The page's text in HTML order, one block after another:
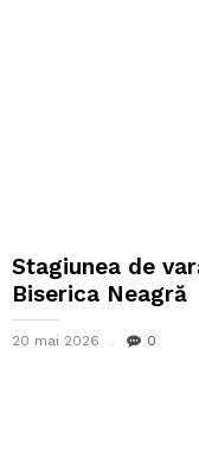
Stagiunea de
Biserica Neagră
20 mai 2026 0